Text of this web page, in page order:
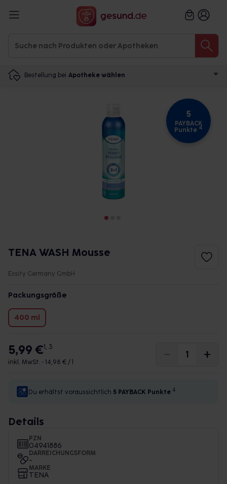
Bestellung bei Apotheke wählen
5
PAYBACK
Punkte 4
TENA WASH Mousse
Essity Germany GmbH
Packungsgröße
400 ml
5,99 €1, 3
inkl. MwSt. • 14,98 € / l
Du erhältst voraussichtlich 5 PAYBACK Punkte 4
Details
PZN
04941886
DARREICHUNGSFORM
-
MARKE
TENA